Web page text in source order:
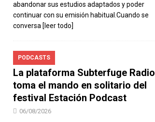
abandonar sus estudios adaptados y poder
continuar con su emisión habitual.Cuando se
conversa [leer todo]
PODCASTS
La plataforma Subterfuge Radio
toma el mando en solitario del
festival Estación Podcast
06/08/2026